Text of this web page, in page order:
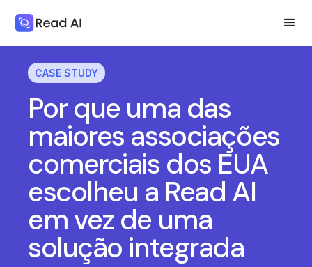
CASE STUDY
Por que uma das
maiores associações
comerciais dos EUA
escolheu a Read AI
em vez de uma
solução integrada